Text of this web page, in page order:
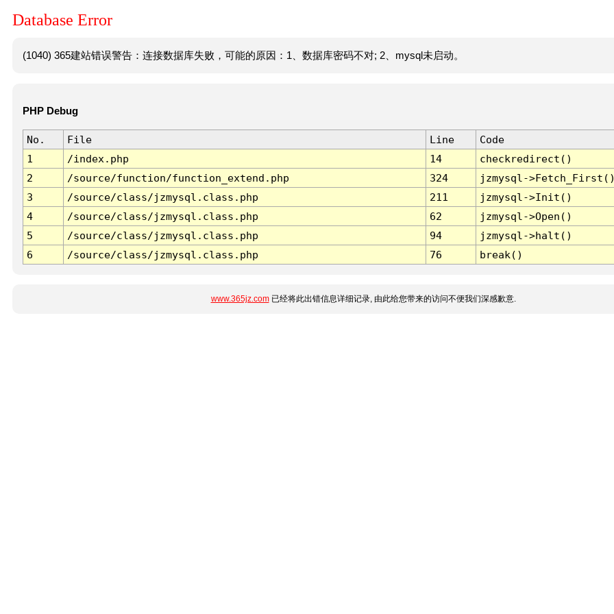
Database Error
(1040) 365建站错误警告：连接数据库失败，可能的原因：1、数据库密码不对; 2、mysql未启动。
PHP Debug
No. File Line
Code
1
/index.php 14
checkredirect()
2
/source/function/function_extend.php 324
jzmysql-
3
/source/class/jzmysql.class.php 211
jzmysql->Init()
4
/source/class/jzmysql.class.php 62
jzmysql->Open()
5
/source/class/jzmysql.class.php 94
jzmysql->halt()
6
/source/class/jzmysql.class.php 76 break()
www.365jz.com已经将此出错信息详细记录, 由此给您带来的访问不便我们深感歉意.